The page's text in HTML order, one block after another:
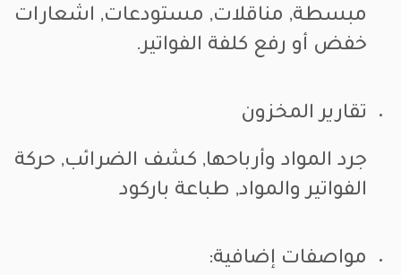
مبسطة, مناقلات, مستودعات, اشعارات
خفض أو رفع كلفة الفواتير.
تقارير المخزون
جرد المواد وأرباحها, كشف الضرائب, حركة
الفواتير والمواد, طباعة باركود
مواصفات إضافية: